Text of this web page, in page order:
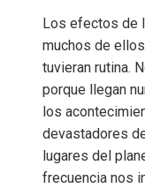
Los efectos de
muchos de
tuvieran rutina.
porque llegan
los
devastadores
lugares del
frecuencia nos